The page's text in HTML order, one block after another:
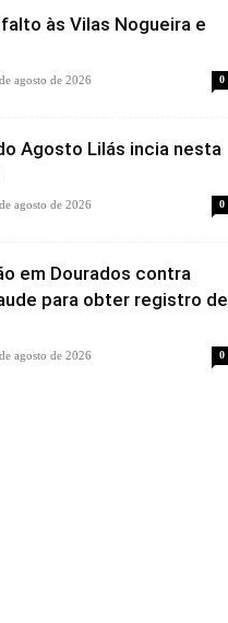
às Vilas Nogueira e
agosto de 2026 0
Agosto Lilás incia nesta
agosto de 2026 0
em Dourados contra
para obter registro de
agosto de 2026 0